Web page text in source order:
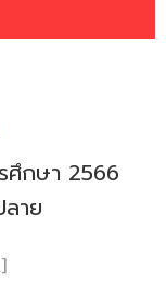
ศึกษา 2566
าย